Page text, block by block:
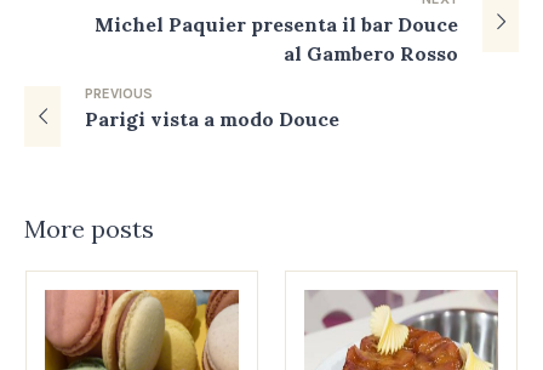
Michel Paquier presenta il bar Douce
al Gambero Rosso
PREVIOUS
Parigi vista a modo Douce
More posts